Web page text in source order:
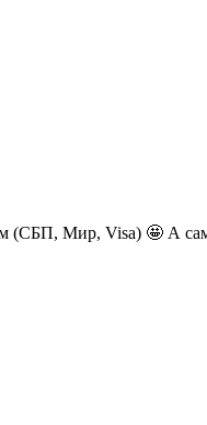
(СБП, Мир, Visa) 🤩 А